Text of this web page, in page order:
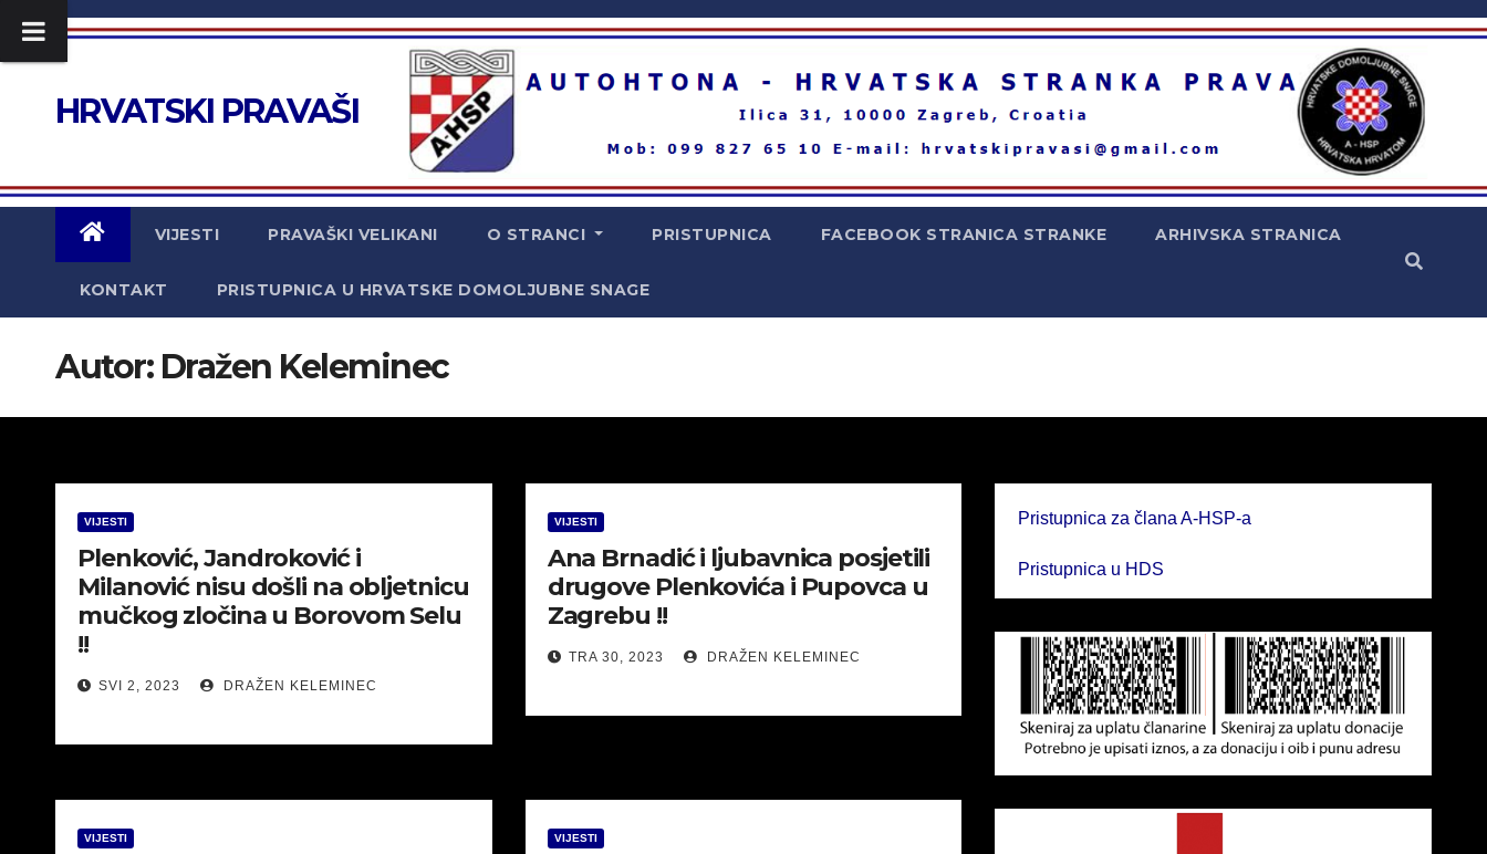
HRVATSKI PRAVAŠI
VIJESTI PRAVAŠKI VELIKANI O STRANCI PRISTUPNICA FACEBOOK STRANICA STRANKE ARHIVSKA STRANICA
KONTAKT PRISTUPNICA U HRVATSKE DOMOLJUBNE SNAGE
Autor: Dražen Keleminec
VIJESTI
Plenković, Jandroković i
Milanović nisu došli na obljetnicu
mučkog zločina u Borovom Selu
!!
SVI 2, 2023 DRAŽEN KELEMINEC
VIJESTI
Ana Brnadić i ljubavnica posjetili
drugove Plenkovića i Pupovca u
Zagrebu !!
TRA 30, 2023 DRAŽEN KELEMINEC
VIJESTI VIJESTI
Pristupnica za člana A-HSP-a
Pristupnica u HDS